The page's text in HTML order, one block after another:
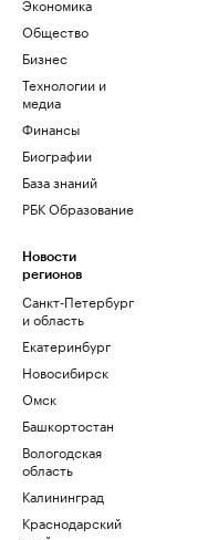
Общество
Бизнес
Технологии и
медиа
Финансы
Биографии
База знаний
РБК Образование
Новости
регионов
Санкт-Петербург
и область
Екатеринбург
Новосибирск
Омск
Башкортостан
Вологодская
область
Калининград
Краснодарский